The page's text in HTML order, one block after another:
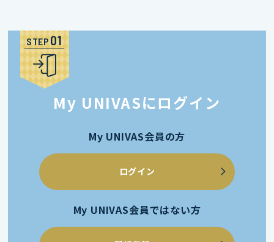
STEP
My UNIVASにログイン
My UNIVAS会員の方
ログイン
My UNIVAS会員ではない方